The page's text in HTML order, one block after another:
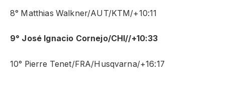
8° Matthias Walkner/AUT/KTM/+10:11
9° José Ignacio Cornejo/CHI//+10:33
10° Pierre Tenet/FRA/Husqvarna/+16:17